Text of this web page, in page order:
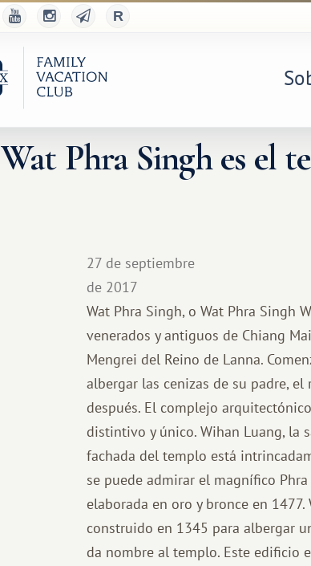
Wat Phra Singh es el
27 de septiembre
de 2017
Wat Phra Singh, o Wat Phra Singh
venerados y antiguos de Chiang
Mengrei del Reino de Lanna.
albergar las cenizas de su padre,
después. El complejo
distintivo y único. Wihan Luang, la
fachada del templo está
se puede admirar el magnífico
elaborada en oro y bronce en
construido en 1345 para albergar
da nombre al templo. Este edificio